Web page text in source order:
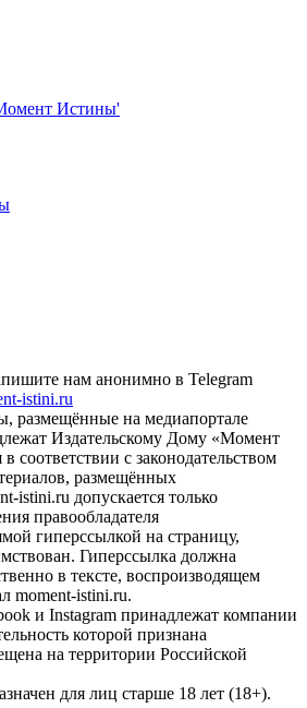
нам анонимно в Telegram
istini.ru
размещённые на медиапортале
Издательскому Дому «Момент
соответствии с законодательством
размещённых
istini.ru допускается только
правообладателя
гиперссылкой на страницу,
Гиперссылка должна
в тексте, воспроизводящем
moment-istini.ru.
и Instagram принадлежат компании
которой признана
на территории Российской
для лиц старше 18 лет (18+).